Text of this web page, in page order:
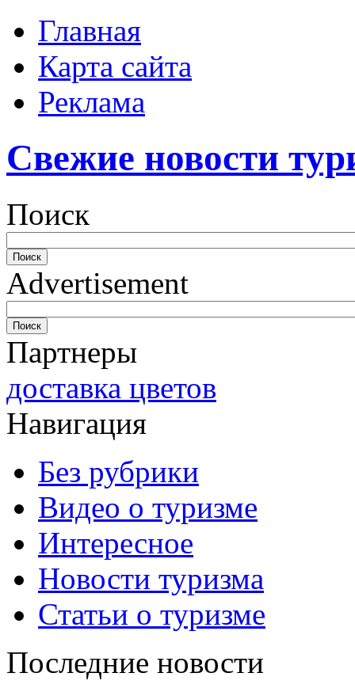
Главная
Карта сайта
Реклама
Свежие новости
Поиск
Advertisement
Партнеры
доставка цветов
Навигация
Без рубрики
Видео о туризме
Интересное
Новости туризма
Статьи о туризме
Последние новости